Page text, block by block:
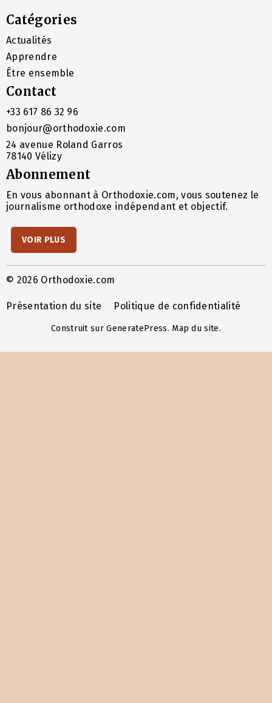
Catégories
Actualités
Apprendre
Être ensemble
Contact
+33 617 86 32 96
bonjour@orthodoxie.com
24 avenue Roland Garros
78140 Vélizy
Abonnement
En vous abonnant à Orthodoxie.com, vous soutenez le
journalisme orthodoxe indépendant et objectif.
VOIR PLUS
© 2026 Orthodoxie.com
Présentation du site Politique de confidentialité
Construit surGeneratePress. Map du site.